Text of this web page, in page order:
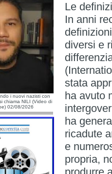
i nuovi nazisti con
chiama NILI (Video di
02/08/2026
Le
In anni
diversi e
stata
ha avuto
ha
ricadute
e
propria,